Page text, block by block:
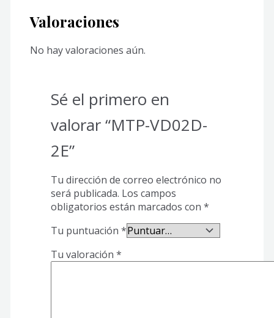
Valoraciones
No hay valoraciones aún.
Sé el primero en
valorar “MTP-VD02D-
2E”
Tu dirección de correo electrónico no
será publicada. Los campos
obligatorios están marcados con *
Tu puntuación *
Tu valoración *